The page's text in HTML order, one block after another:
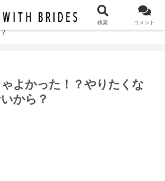
結婚式やらなきゃよかった！？やりた
よかった！？やりたくな
から？
検索 コメント